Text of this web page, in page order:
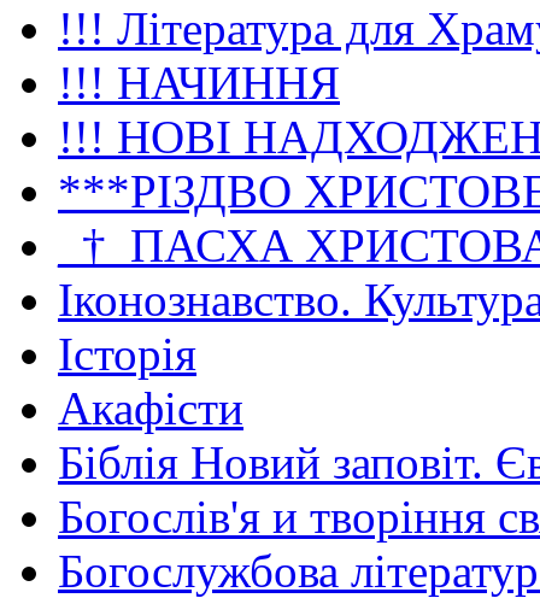
!!! Література для
!!! НАЧИННЯ
!!! НОВІ
***РІЗДВО
_†_ПАСХА
Іконознавство.
Історія
Акафісти
Біблія Новий заповіт.
Богослів'я и творіння
Богослужбова